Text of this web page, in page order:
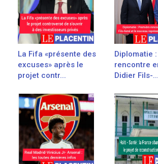
La Fifa «présente des
excuses» après le
projet contr...
Diplomatie
rencontre
Didier Fils-...